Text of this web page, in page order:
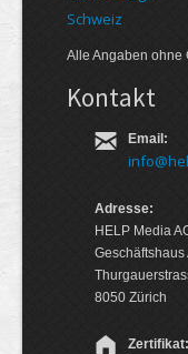
Schweiz
Alle Angaben ohne
Kontakt
Email:
Adresse:
HELP Media
Geschäftshaus
8050 Zürich
Zertifikat: